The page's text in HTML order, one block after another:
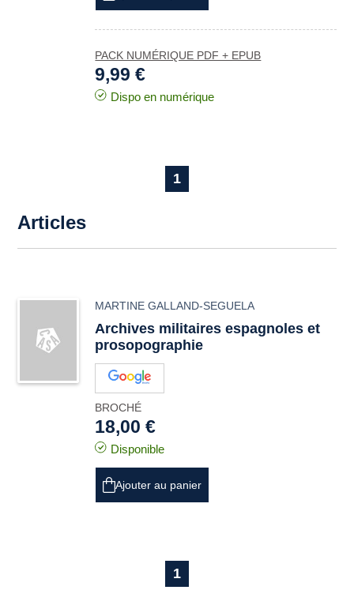
PACK NUMÉRIQUE PDF + EPUB
9,99 €
Dispo en numérique
1
Articles
MARTINE GALLAND-SEGUELA
Archives militaires espagnoles et
prosopographie
BROCHÉ
18,00 €
Disponible
Ajouter au panier
1